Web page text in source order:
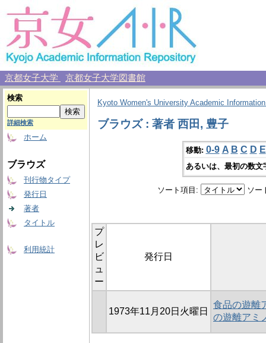
京都女子大学 京都女子大学図書館
検索
詳細検索
ホーム
ブラウズ
刊行物タイプ
発行日
著者
タイトル
利用統計
Kyoto Women's University Academic
ブラウズ : 著者 西田, 豊子
移動: 0-9 A B C D E
あるいは、最初の数
ソート項目: ソー
プ
レ
ビ
ュ
ー
発行日
1973年11月20日火曜日
食品の遊離
の遊離アミ